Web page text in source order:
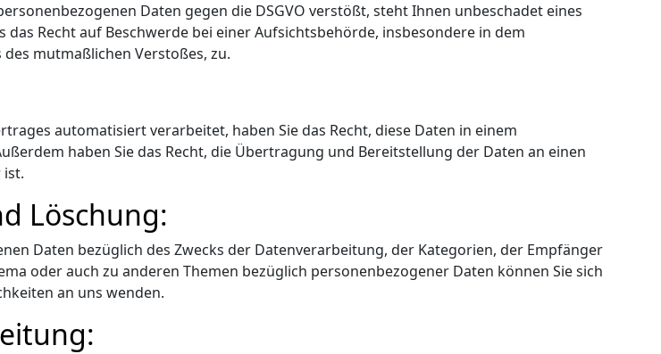
Daten gegen die DSGVO verstößt, steht Ihnen unbeschadet eines
Recht auf Beschwerde bei einer Aufsichtsbehörde, insbesondere in dem
mutmaßlichen Verstoßes, zu.
automatisiert verarbeitet, haben Sie das Recht, diese Daten in einem
haben Sie das Recht, die Übertragung und Bereitstellung der Daten an einen
Löschung:
Daten bezüglich des Zwecks der Datenverarbeitung, der Kategorien, der Empfänger
oder auch zu anderen Themen bezüglich personenbezogener Daten können Sie sich
an uns wenden.